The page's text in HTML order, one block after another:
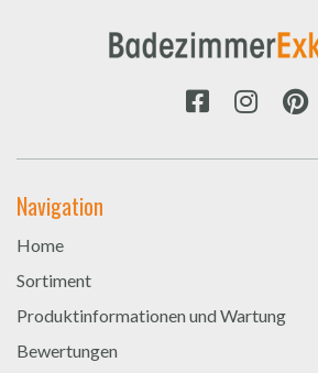
Navigation
Home
Sortiment
Produktinformationen und Wartung
Bewertungen